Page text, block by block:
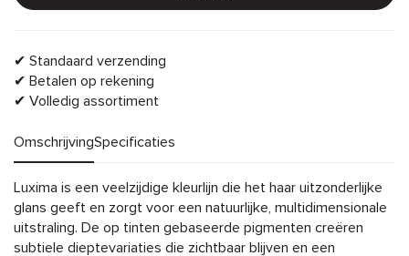
✔ Standaard verzending
✔ Betalen op rekening
✔ Volledig assortiment
OmschrijvingSpecificaties
Omschrijving
Luxima is een veelzijdige kleurlijn die het haar uitzonderlijke
glans geeft en zorgt voor een natuurlijke, multidimensionale
uitstraling. De op tinten gebaseerde pigmenten creëren
subtiele dieptevariaties die zichtbaar blijven en een